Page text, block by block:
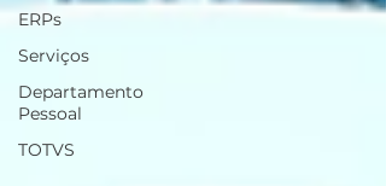
ERPs
Serviços
Departamento
Pessoal
TOTVS